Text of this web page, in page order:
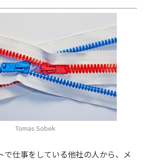
Tomas Sobek
仕事をしている他社の人から、メ